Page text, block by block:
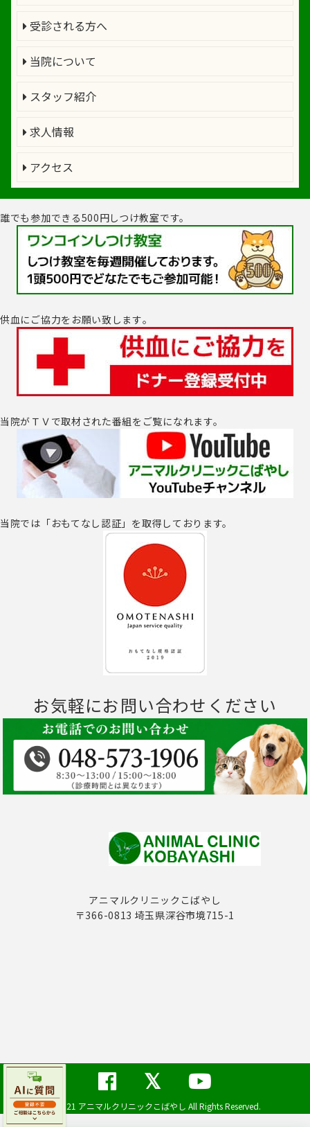
受診される方へ
当院について
スタッフ紹介
求人情報
アクセス
誰でも参加できる500円しつけ教室です。
供血にご協力をお願い致します｡
当院がＴＶで取材された番組をご覧になれます。
当院では「おもてなし認証」を取得しております。
お気軽にお問い合わせください
アニマルクリニックこばやし
〒366-0813 埼玉県深谷市境715-1
©2021 アニマルクリニックこばやし All Rights Reserved.